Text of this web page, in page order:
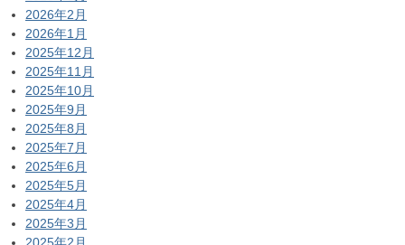
2026年2月
2026年1月
2025年12月
2025年11月
2025年10月
2025年9月
2025年8月
2025年7月
2025年6月
2025年5月
2025年4月
2025年3月
2025年2月